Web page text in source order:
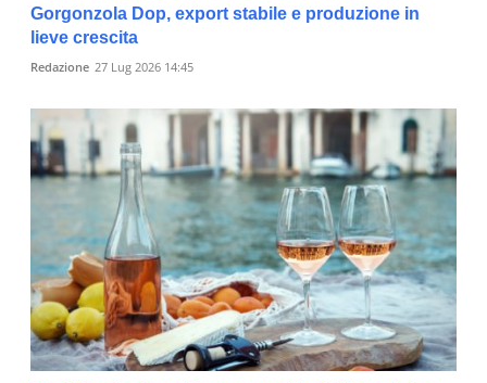
Gorgonzola Dop, export stabile e produzione in
lieve crescita
Redazione 27 Lug 2026 14:45